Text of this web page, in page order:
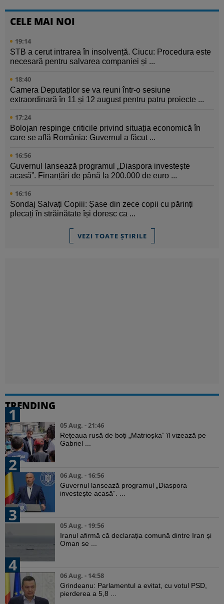
CELE MAI NOI
19:14
STB a cerut intrarea în insolvență. Ciucu: Procedura este
necesară pentru salvarea companiei și ...
18:40
Camera Deputaților se va reuni într-o sesiune
extraordinară în 11 și 12 august pentru patru proiecte ...
17:24
Bolojan respinge criticile privind situația economică în
care se află România: Guvernul a făcut ...
16:56
Guvernul lansează programul „Diaspora investește
acasă”. Finanțări de până la 200.000 de euro ...
16:16
Sondaj Salvați Copiii: Șase din zece copii cu părinți
plecați în străinătate își doresc ca ...
VEZI TOATE ȘTIRILE
TRENDING
1
05 Aug. - 21:46
Rețeaua rusă de boți „Matrioșka” îl vizează pe
Gabriel ...
2
06 Aug. - 16:56
Guvernul lansează programul „Diaspora
investește acasă”. ...
3
05 Aug. - 19:56
Iranul afirmă că declarația comună dintre Iran și
Oman se ...
4
06 Aug. - 14:58
Grindeanu: Parlamentul a evitat, cu votul PSD,
pierderea a 5,8 ...